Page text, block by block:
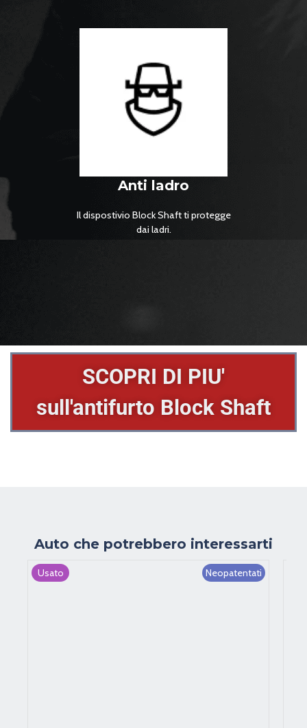
Anti ladro
Il dispostivio Block Shaft ti protegge
dai ladri.
SCOPRI DI PIU'
sull'antifurto Block Shaft
Auto che potrebbero interessarti
Usato Neopatentati